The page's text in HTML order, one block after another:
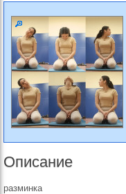
Описание
разминка